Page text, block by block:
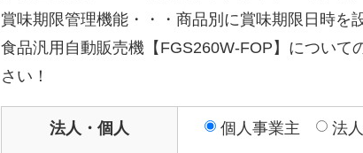
賞味期限管理機能・・・商品別に賞味期限日時を
食品汎用自動販売機【FGS260W-FOP】につい
さい！
法人・個人 個人事業主 法人